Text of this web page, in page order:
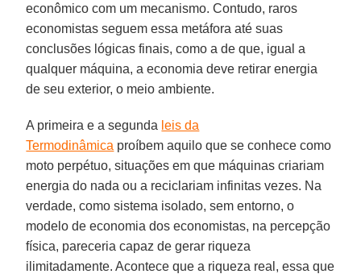
econômico com um mecanismo. Contudo, raros
economistas seguem essa metáfora até suas
conclusões lógicas finais, como a de que, igual a
qualquer máquina, a economia deve retirar energia
de seu exterior, o meio ambiente.
A primeira e a segunda leis da
Termodinâmica proíbem aquilo que se conhece como
moto perpétuo, situações em que máquinas criariam
energia do nada ou a reciclariam infinitas vezes. Na
verdade, como sistema isolado, sem entorno, o
modelo de economia dos economistas, na percepção
física, pareceria capaz de gerar riqueza
ilimitadamente. Acontece que a riqueza real, essa que